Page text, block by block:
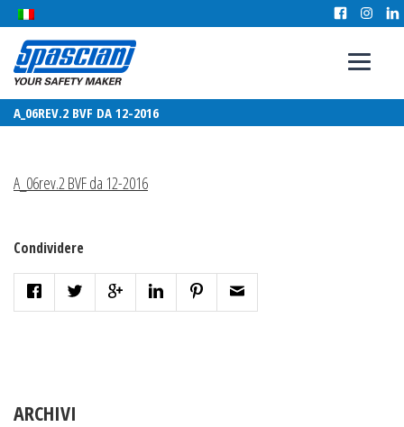
A_06REV.2 BVF DA 12-2016
A_06rev.2 BVF da 12-2016
Condividere
ARCHIVI